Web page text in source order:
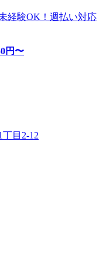
経験OK！週払い対応
円〜
目2-12